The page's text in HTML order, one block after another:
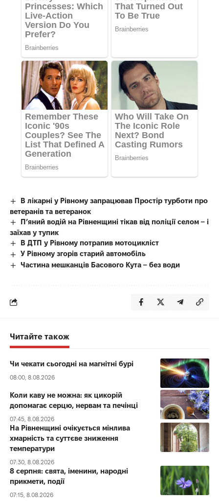
В лікарні у Рівному запрацював Простір турботи про
ветеранів та ветеранок
П’яний водій на Рівненщині тікав від поліції селом – і
заїхав у тупик
В ДТП у Рівному потрапив мотоцикліст
У Рівному згорів старий автомобіль
Частина мешканців Басового Кута – без води
Читайте також
Чи чекати сьогодні на магнітні бурі
08:00, 8.08.2026
Коли каву не можна: як цикорій
допомагає серцю, нервам та печінці
07:45, 8.08.2026
На Рівненщині очікується мінлива
хмарність та суттєве зниження
температури
07:30, 8.08.2026
8 серпня: свята, іменини, народні
прикмети, події
07:15, 8.08.2026